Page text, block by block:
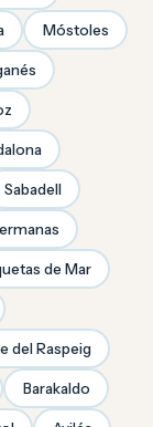
Móstoles
Sabadell
de Mar
del Raspeig
Barakaldo